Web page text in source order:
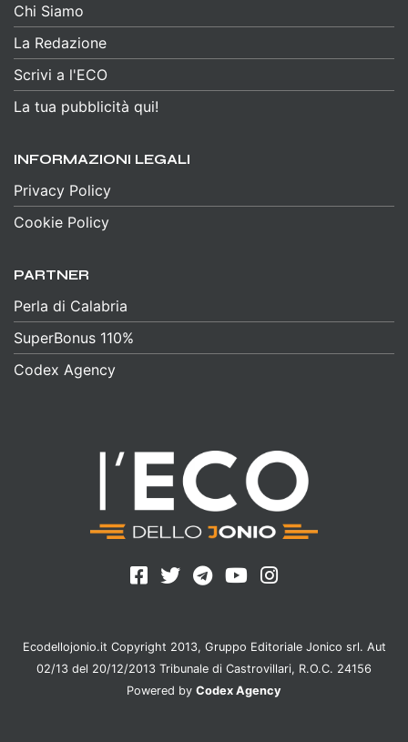
Chi Siamo
La Redazione
Scrivi a l'ECO
La tua pubblicità qui!
INFORMAZIONI LEGALI
Privacy Policy
Cookie Policy
PARTNER
Perla di Calabria
SuperBonus 110%
Codex Agency
Ecodellojonio.it Copyright 2013, Gruppo Editoriale Jonico srl. Aut
02/13 del 20/12/2013 Tribunale di Castrovillari, R.O.C. 24156
Powered by Codex Agency